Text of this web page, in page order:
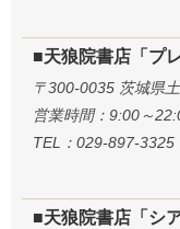
■天狼院書店「プ
〒300-0035 茨城県
営業時間：9:00～
TEL：029-897-3325
■天狼院書店「シ